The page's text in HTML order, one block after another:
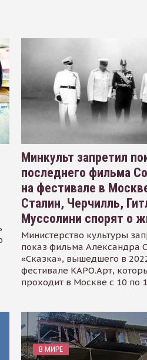
Минкульт запретил
последнего фильма
на фестивале в
Сталин, Черчилль,
Муссолини спорят о
Министерство культуры
показ фильма Александра
«Сказка», вышедшего в
фестивале КАРО.Арт,
проходит в Москве с 10 по
В МИРЕ